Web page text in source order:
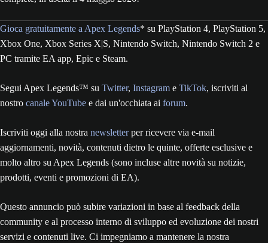
Gioca gratuitamente a Apex Legends* su PlayStation 4, PlayStation 5,
Xbox One, Xbox Series X|S, Nintendo Switch, Nintendo Switch 2 e
PC tramite EA app, Epic e Steam.
Segui Apex Legends™ su Twitter, Instagram e TikTok, iscriviti al
nostro canale YouTube e dai un'occhiata ai forum.
Iscriviti oggi alla nostra newsletterper ricevere via e-mail
aggiornamenti, novità, contenuti dietro le quinte, offerte esclusive e
molto altro su Apex Legends (sono incluse altre novità su notizie,
prodotti, eventi e promozioni di EA).
Questo annuncio può subire variazioni in base al feedback della
community e al processo interno di sviluppo ed evoluzione dei nostri
servizi e contenuti live. Ci impegniamo a mantenere la nostra